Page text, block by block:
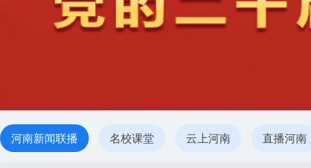
河南新闻联播 名校课堂 云上河南 直播河南